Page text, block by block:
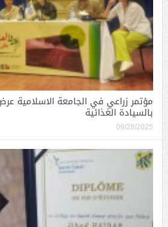
مؤتمر زراعي في الجامعة الاسلامية
بالسيادة الغذائية
09/28/2025